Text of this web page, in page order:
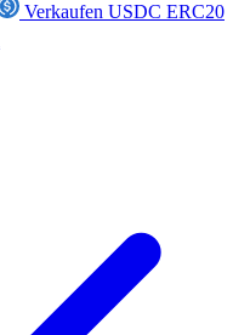
Verkaufen USDC ERC20